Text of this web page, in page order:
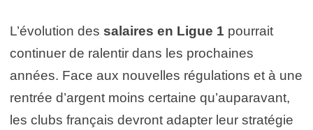
L’évolution des salaires en Ligue 1 pourrait
continuer de ralentir dans les prochaines
années. Face aux nouvelles régulations et à une
rentrée d’argent moins certaine qu’auparavant,
les clubs français devront adapter leur stratégie